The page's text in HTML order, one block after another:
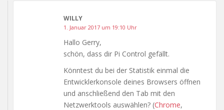
WILLY
1. Januar 2017 um 19:10 Uhr
Hallo Gerry,
schön, dass dir Pi Control gefällt.
Könntest du bei der Statistik einmal die
Entwicklerkonsole deines Browsers öffnen
und anschließend den Tab mit den
Netzwerktools auswählen? (Chrome,